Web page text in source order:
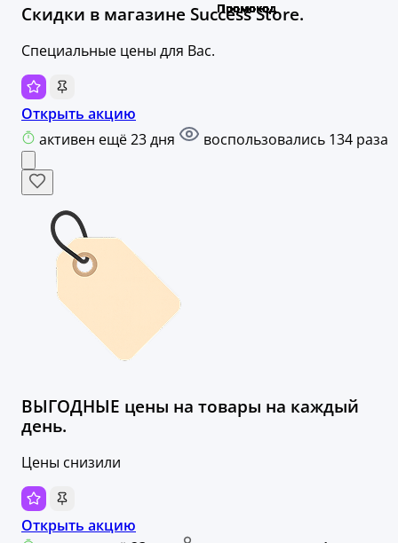
Скидки в магазине Success Store.
Специальные цены для Вас.
Открыть акцию
активен ещё 23 дня
воспользовались 134 раза
ВЫГОДНЫЕ цены на товары на каждый
день.
Цены снизили
Открыть акцию